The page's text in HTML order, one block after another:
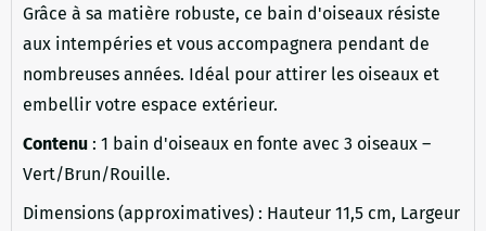
Grâce à sa matière robuste, ce bain d'oiseaux résiste
aux intempéries et vous accompagnera pendant de
nombreuses années. Idéal pour attirer les oiseaux et
embellir votre espace extérieur.
Contenu : 1 bain d'oiseaux en fonte avec 3 oiseaux –
Vert/Brun/Rouille.
Dimensions (approximatives) : Hauteur 11,5 cm, Largeur